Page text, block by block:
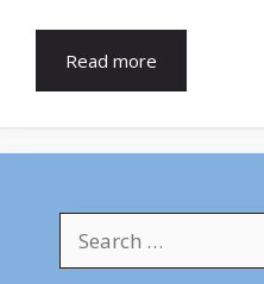
Read more
for: